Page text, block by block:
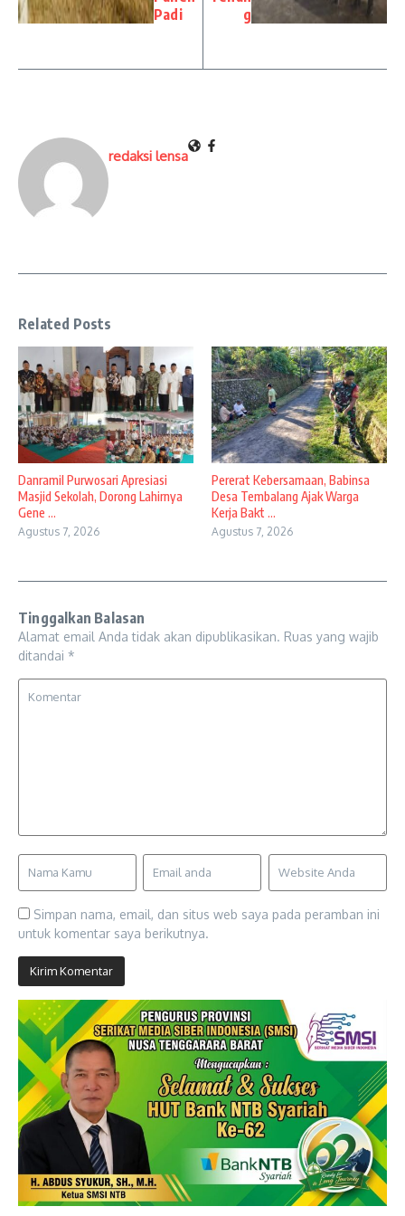
Padi
g
redaksi lensa
Related Posts
Danramil Purwosari Apresiasi
Masjid Sekolah, Dorong Lahirnya
Gene ...
Agustus 7, 2026
Pererat Kebersamaan, Babinsa
Desa Tembalang Ajak Warga
Kerja Bakt ...
Agustus 7, 2026
Tinggalkan Balasan
Alamat email Anda tidak akan dipublikasikan. Ruas yang wajib
ditandai *
Simpan nama, email, dan situs web saya pada peramban ini
untuk komentar saya berikutnya.